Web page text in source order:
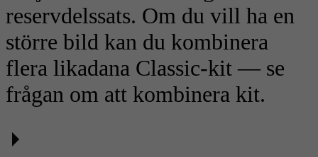
reservdelssats. Om du vill ha en
större bild kan du kombinera
flera likadana Classic-kit — se
frågan om att kombinera kit.